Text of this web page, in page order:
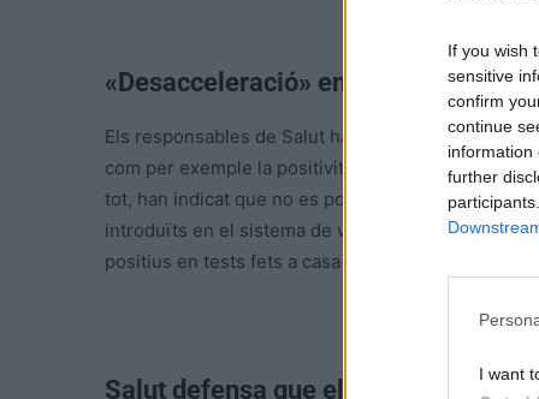
If you wish
sensitive
confirm
continue
information
further
I want
«Desacceleració» en alguns
Els responsables de Salut han constatat una «
com per exemple la positivitat de les proves, que
tot, han indicat que no es pot preveure quan
introduïts en el sistema de vigilància arran de les
positius en tests fets a casa- afegeixen «
Salut defensa que els tests